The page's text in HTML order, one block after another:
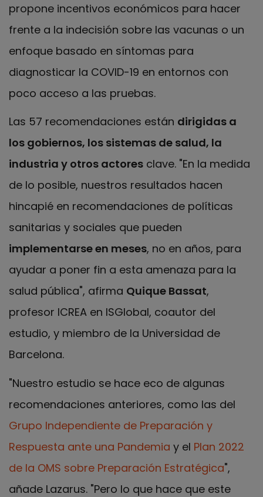
propone incentivos económicos para hacer
frente a la indecisión sobre las vacunas o un
enfoque basado en síntomas para
diagnosticar la COVID-19 en entornos con
poco acceso a las pruebas.
Las 57 recomendaciones están dirigidas a
los gobiernos, los sistemas de salud, la
industria y otros actores clave. "En la medida
de lo posible, nuestros resultados hacen
hincapié en recomendaciones de políticas
sanitarias y sociales que pueden
implementarse en meses, no en años, para
ayudar a poner fin a esta amenaza para la
salud pública", afirma Quique Bassat,
profesor ICREA en ISGlobal, coautor del
estudio, y miembro de la Universidad de
Barcelona.
"Nuestro estudio se hace eco de algunas
recomendaciones anteriores, como las del
Grupo Independiente de Preparación y
Respuesta ante una Pandemia y el Plan 2022
de la OMS sobre Preparación Estratégica",
añade Lazarus. "Pero lo que hace que este